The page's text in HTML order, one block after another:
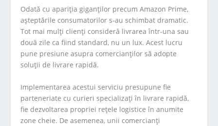
Odată cu apariția giganților precum Amazon Prime,
așteptările consumatorilor s-au schimbat dramatic.
Tot mai mulți clienți consideră livrarea într-una sau
două zile ca fiind standard, nu un lux. Acest lucru
pune presiune asupra comercianților să adopte
soluții de livrare rapidă.
Implementarea acestui serviciu presupune fie
parteneriate cu curieri specializați în livrare rapidă,
fie dezvoltarea propriei rețele logistice în anumite
zone cheie. De asemenea, unii comercianți